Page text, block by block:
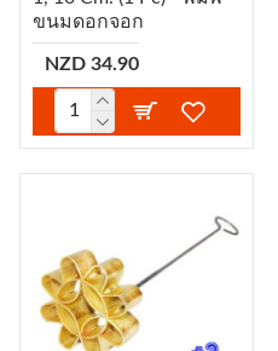
ขนมดอกจอก
NZD 34.90